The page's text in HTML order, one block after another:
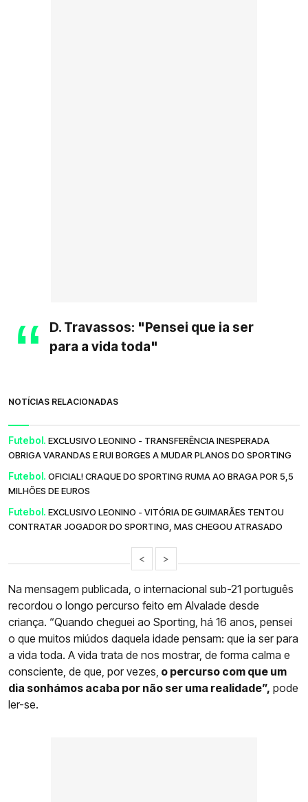
D. Travassos: "Pensei que ia ser
para a vida toda"
NOTÍCIAS RELACIONADAS
Futebol. EXCLUSIVO LEONINO - TRANSFERÊNCIA INESPERADA
OBRIGA VARANDAS E RUI BORGES A MUDAR PLANOS DO SPORTING
Futebol. OFICIAL! CRAQUE DO SPORTING RUMA AO BRAGA POR 5,5
MILHÕES DE EUROS
Futebol. EXCLUSIVO LEONINO - VITÓRIA DE GUIMARÃES TENTOU
CONTRATAR JOGADOR DO SPORTING, MAS CHEGOU ATRASADO
< >
Na mensagem publicada, o internacional sub-21 português
recordou o longo percurso feito em Alvalade desde
criança. “Quando cheguei ao Sporting, há 16 anos, pensei
o que muitos miúdos daquela idade pensam: que ia ser para
a vida toda. A vida trata de nos mostrar, de forma calma e
consciente, de que, por vezes, o percurso com que um
dia sonhámos acaba por não ser uma realidade”, pode
ler-se.